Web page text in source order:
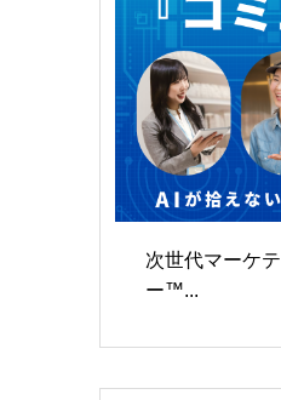
次世代マーケ
ー™...